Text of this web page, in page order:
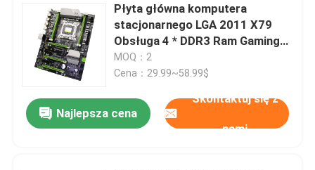
Płyta główna komputera
stacjonarnego LGA 2011 X79
Obsługa 4 * DDR3 Ram Gaming
Board 64 GB
MOQ：2
Cena：29.99~58.99$
Najlepsza cena
Skontaktuj się z
nami